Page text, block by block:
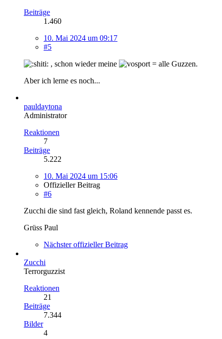
Beiträge
1.460
10. Mai 2024 um 09:17
#5
, schon wieder meine
= alle Guzzen.
Aber ich lerne es noch...
pauldaytona
Administrator
Reaktionen
7
Beiträge
5.222
10. Mai 2024 um 15:06
Offizieller Beitrag
#6
Zucchi die sind fast gleich, Roland kennende passt es.
Grüss Paul
Nächster offizieller Beitrag
Zucchi
Terrorguzzist
Reaktionen
21
Beiträge
7.344
Bilder
4